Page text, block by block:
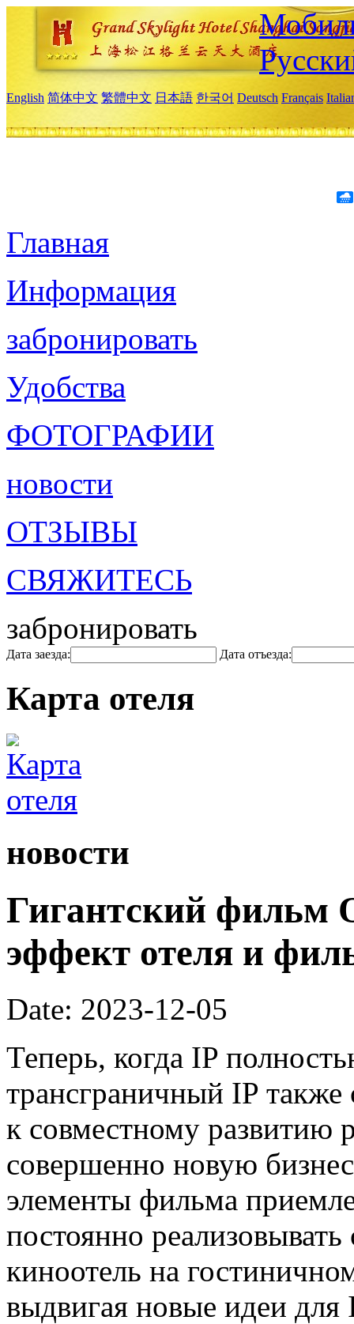
English 简体中文 繁體中文 日本語 한국어 Deutsch Français
Главная
Информация
забронировать
Удобства
ФОТОГРАФИИ
новости
ОТЗЫВЫ
СВЯЖИТЕСЬ
забронировать
Дата заезда: Дата отъезда:
Карта отеля
новости
Гигантский фильм
эффект отеля и
Date: 2023-12-05
Теперь, когда IP
трансграничный IP также
к совместному развитию
совершенно новую
элементы фильма
постоянно
киноотель на
выдвигая новые идеи для